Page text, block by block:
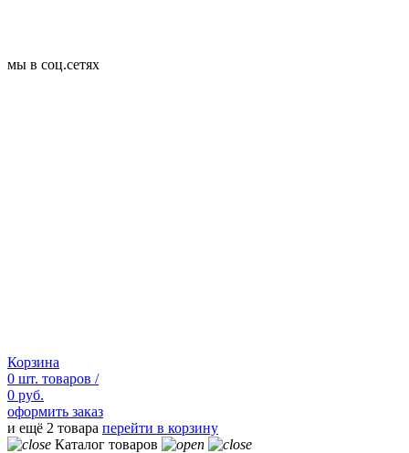
мы в соц.сетях
Корзина
0 шт. товаров /
0 руб.
оформить заказ
и ещё 2 товара перейти в корзину
Каталог товаров